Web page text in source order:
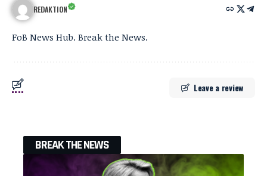
REDAKTION
FoB News Hub. Break the News.
Leave a review
BREAK THE NEWS